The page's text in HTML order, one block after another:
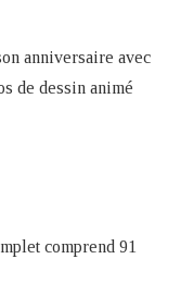
anniversaire avec
de dessin animé
comprend 91